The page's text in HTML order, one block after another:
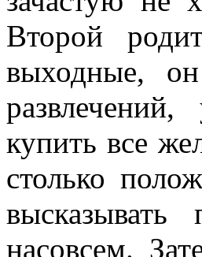
Второй
выходные,
купить все
столько
насовсем.